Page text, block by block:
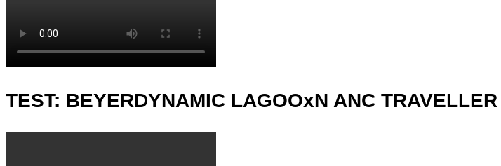
TEST: BEYERDYNAMIC LAGOOxN ANC